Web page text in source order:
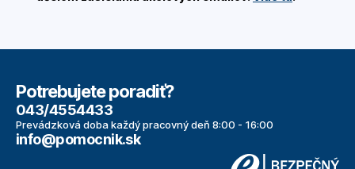
Potrebujete poradiť?
043/4554433
Prevádzková doba každý pracovný deň 8:00 - 16:00
info@pomocnik.sk